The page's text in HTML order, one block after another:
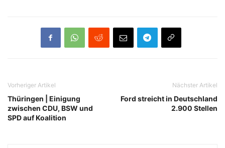
Vorheriger Artikel
Thüringen | Einigung
zwischen CDU, BSW und
SPD auf Koalition
Nächster Artikel
Ford streicht in Deutschland
2.900 Stellen